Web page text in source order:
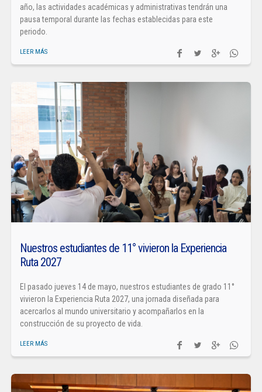
año, las actividades académicas y administrativas tendrán una
pausa temporal durante las fechas establecidas para este
periodo.
LEER MÁS
Nuestros estudiantes de 11° vivieron la Experiencia
Ruta 2027
El pasado jueves 14 de mayo, nuestros estudiantes de grado 11°
vivieron la Experiencia Ruta 2027, una jornada diseñada para
acercarlos al mundo universitario y acompañarlos en la
construcción de su proyecto de vida.
LEER MÁS